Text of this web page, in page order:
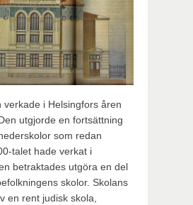
verkade i Helsingfors åren
utgjorde en fortsättning
som redan
talet hade verkat i
betraktades utgöra en del
skolor. Skolans
en rent judisk skola,